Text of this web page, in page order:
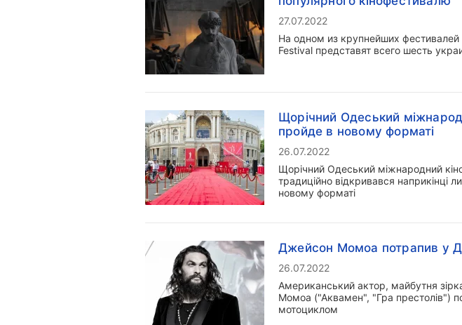
27.07.2022
На одном из крупнейших фестивалей
Festival представят всего шесть
Щорічний Одеський
пройде в новому форматі
26.07.2022
Щорічний Одеський міжнародний
традиційно відкривався наприкінці
новому форматі
Джейсон Момоа потрапив у
26.07.2022
Американський актор, майбутня
Момоа ("Аквамен", "Гра престолів")
мотоциклом